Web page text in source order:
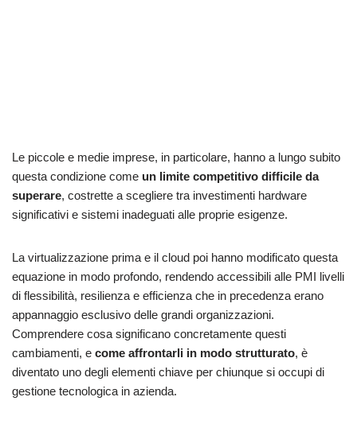
Le piccole e medie imprese, in particolare, hanno a lungo subito
questa condizione come un limite competitivo difficile da
superare, costrette a scegliere tra investimenti hardware
significativi e sistemi inadeguati alle proprie esigenze.
La virtualizzazione prima e il cloud poi hanno modificato questa
equazione in modo profondo, rendendo accessibili alle PMI livelli
di flessibilità, resilienza e efficienza che in precedenza erano
appannaggio esclusivo delle grandi organizzazioni.
Comprendere cosa significano concretamente questi
cambiamenti, e come affrontarli in modo strutturato, è
diventato uno degli elementi chiave per chiunque si occupi di
gestione tecnologica in azienda.